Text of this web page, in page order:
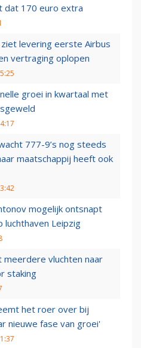
dat 170 euro extra
ziet levering eerste Airbus
vertraging oplopen
groei in kwartaal met
777-9’s nog steeds
maatschappij heeft ook
mogelijk ontsnapt
luchthaven Leipzig
meerdere vluchten naar
staking
het roer over bij
nieuwe fase van groei'